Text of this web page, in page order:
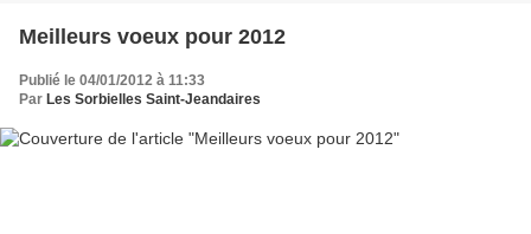
Meilleurs voeux pour 2012
Publié le 04/01/2012 à 11:33
Par Les Sorbielles Saint-Jeandaires